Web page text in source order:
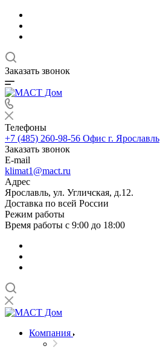
Заказать звонок
Телефоны
+7 (485) 260-98-56 Офис г. Ярославль
Заказать звонок
E-mail
klimat1@mact.ru
Адрес
Ярославль, ул. Угличская, д.12.
Доставка по всей России
Режим работы
Время работы с 9:00 до 18:00
Компания